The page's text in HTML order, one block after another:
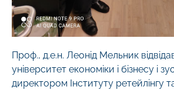
Проф., д.е.н. Леонід Мельник
університет економіки і бізнесу і
директором Інституту ретейлінгу